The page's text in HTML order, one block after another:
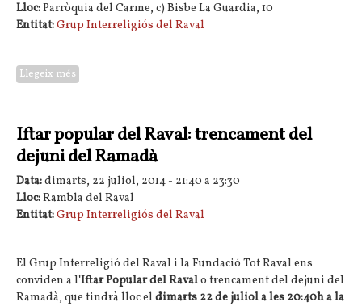
Lloc:Parròquia del Carme, c) Bisbe La Guardia, 10
Entitat:Grup Interreligiós del Raval
Llegeix més
Iftar popular del Raval: trencament del
dejuni del Ramadà
Data:dimarts, 22 juliol, 2014 - 21:40 a 23:30
Lloc:Rambla del Raval
Entitat:Grup Interreligiós del Raval
El Grup Interreligió del Raval i la Fundació Tot Raval ens
conviden a l'Iftar Popular del Ravalo trencament del dejuni del
Ramadà, que tindrà lloc el dimarts 22 de juliol a les 20:40h a la